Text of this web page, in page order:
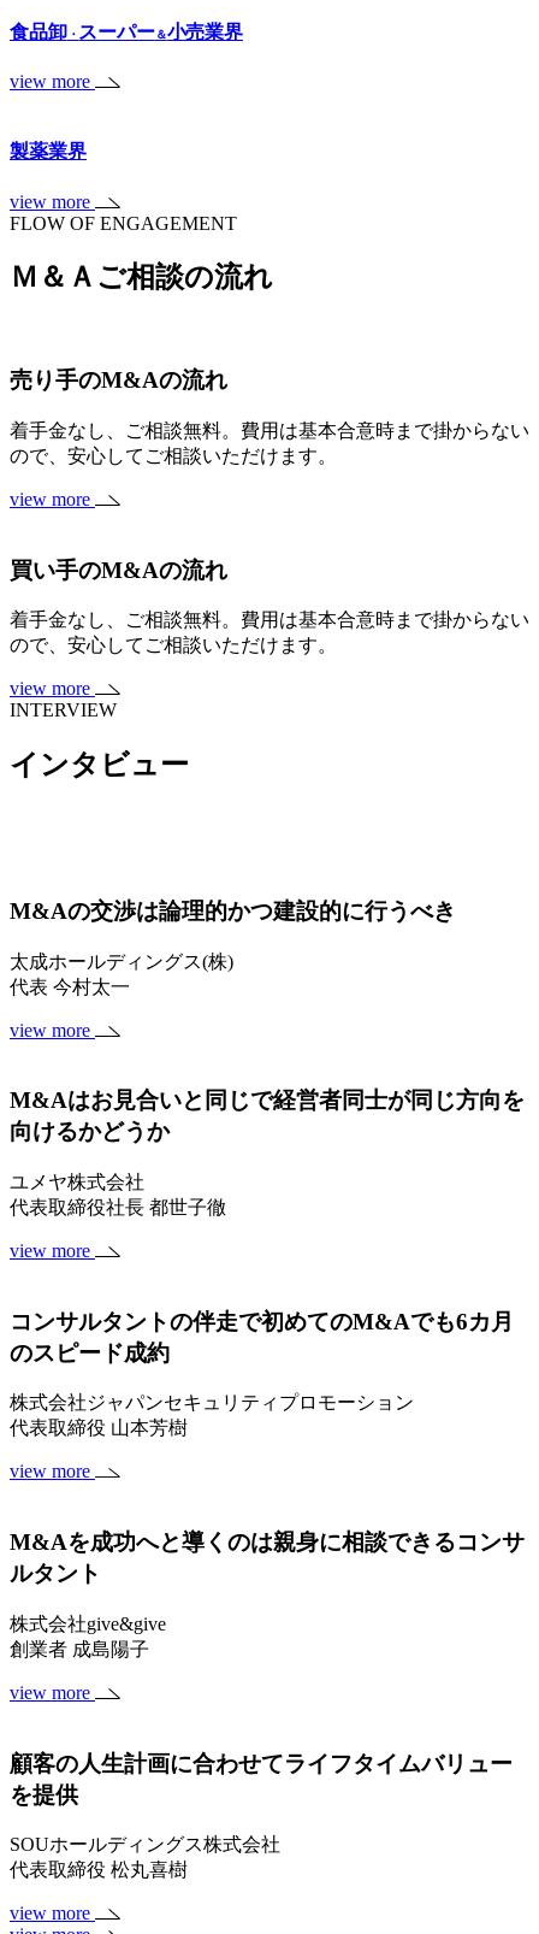
食品卸・ スーパー＆小売業界
view more
製薬業界
view more
FLOW OF ENGAGEMENT
Ｍ＆Ａご相談の流れ
売り手のM&Aの流れ
着手金なし、ご相談無料。費用は基本合意時まで掛からない
ので、安心してご相談いただけます。
view more
買い手のM&Aの流れ
着手金なし、ご相談無料。費用は基本合意時まで掛からない
ので、安心してご相談いただけます。
view more
INTERVIEW
インタビュー
M&Aの交渉は論理的かつ建設的に行うべき
太成ホールディングス(株)
代表 今村太一
view more
M&Aはお見合いと同じで経営者同士が同じ方向を
向けるかどうか
ユメヤ株式会社
代表取締役社長 都世子徹
view more
コンサルタントの伴走で初めてのM&Aでも6カ月
のスピード成約
株式会社ジャパンセキュリティプロモーション
代表取締役 山本芳樹
view more
M&Aを成功へと導くのは親身に相談できるコンサ
ルタント
株式会社give&give
創業者 成島陽子
view more
顧客の人生計画に合わせてライフタイムバリュー
を提供
SOUホールディングス株式会社
代表取締役 松丸喜樹
view more